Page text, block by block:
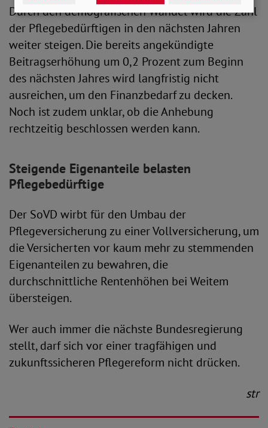
Durch den demografischen Wandel wird die Zahl
der Pflegebedürftigen in den nächsten Jahren
weiter steigen. Die bereits angekündigte
Beitragserhöhung um 0,2 Prozent zum Beginn
des nächsten Jahres wird langfristig nicht
ausreichen, um den Finanzbedarf zu decken.
Noch ist zudem unklar, ob die Anhebung
rechtzeitig beschlossen werden kann.
Steigende Eigenanteile belasten
Pflegebedürftige
Der SoVD wirbt für den Umbau der
Pflegeversicherung zu einer Vollversicherung, um
die Versicherten vor kaum mehr zu stemmenden
Eigenanteilen zu bewahren, die
durchschnittliche Rentenhöhen bei Weitem
übersteigen.
Wer auch immer die nächste Bundesregierung
stellt, darf sich vor einer tragfähigen und
zukunftssicheren Pflegereform nicht drücken.
str